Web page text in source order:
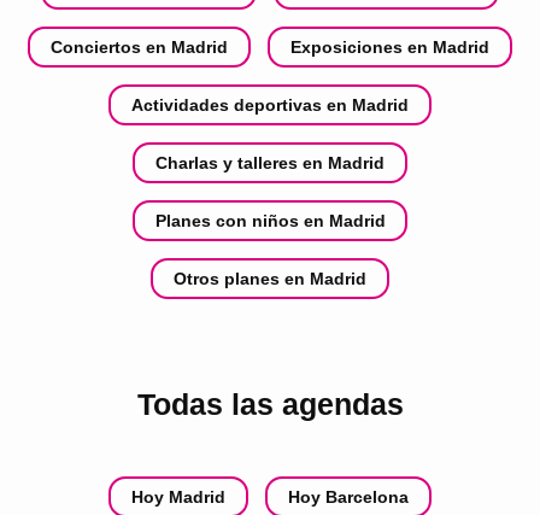
Conciertos en Madrid Exposiciones en Madrid
Actividades deportivas en Madrid
Charlas y talleres en Madrid
Planes con niños en Madrid
Otros planes en Madrid
Todas las agendas
Hoy Madrid Hoy Barcelona